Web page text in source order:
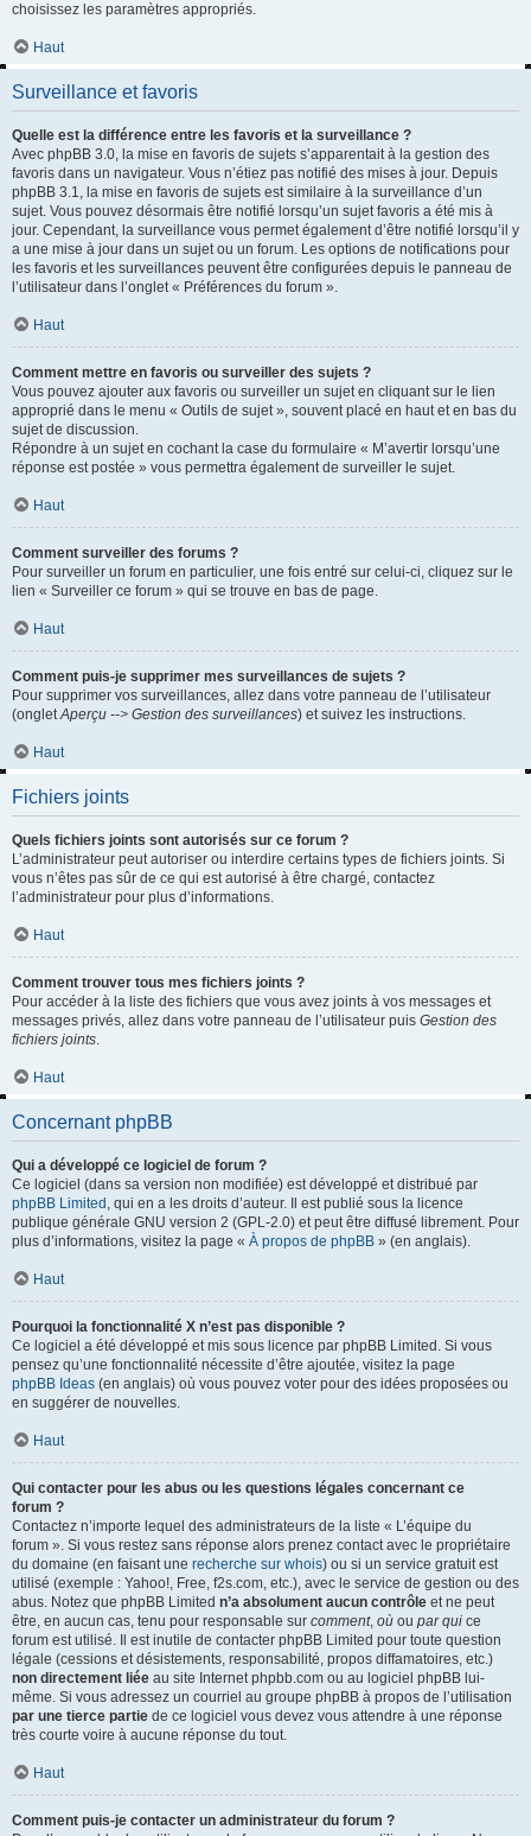
choisissez les paramètres appropriés.
Haut
Surveillance et favoris
Quelle est la différence entre les favoris et la surveillance ?
Avec phpBB 3.0, la mise en favoris de sujets s’apparentait à la gestion des
favoris dans un navigateur. Vous n’étiez pas notifié des mises à jour. Depuis
phpBB 3.1, la mise en favoris de sujets est similaire à la surveillance d’un
sujet. Vous pouvez désormais être notifié lorsqu’un sujet favoris a été mis à
jour. Cependant, la surveillance vous permet également d’être notifié lorsqu’il y
a une mise à jour dans un sujet ou un forum. Les options de notifications pour
les favoris et les surveillances peuvent être configurées depuis le panneau de
l’utilisateur dans l’onglet « Préférences du forum ».
Haut
Comment mettre en favoris ou surveiller des sujets ?
Vous pouvez ajouter aux favoris ou surveiller un sujet en cliquant sur le lien
approprié dans le menu « Outils de sujet », souvent placé en haut et en bas du
sujet de discussion.
Répondre à un sujet en cochant la case du formulaire « M’avertir lorsqu’une
réponse est postée » vous permettra également de surveiller le sujet.
Haut
Comment surveiller des forums ?
Pour surveiller un forum en particulier, une fois entré sur celui-ci, cliquez sur le
lien « Surveiller ce forum » qui se trouve en bas de page.
Haut
Comment puis-je supprimer mes surveillances de sujets ?
Pour supprimer vos surveillances, allez dans votre panneau de l’utilisateur
(ongletAperçu --> Gestion des surveillances) et suivez les instructions.
Haut
Fichiers joints
Quels fichiers joints sont autorisés sur ce forum ?
L’administrateur peut autoriser ou interdire certains types de fichiers joints. Si
vous n’êtes pas sûr de ce qui est autorisé à être chargé, contactez
l’administrateur pour plus d’informations.
Haut
Comment trouver tous mes fichiers joints ?
Pour accéder à la liste des fichiers que vous avez joints à vos messages et
messages privés, allez dans votre panneau de l’utilisateur puis Gestion des
fichiers joints.
Haut
Concernant phpBB
Qui a développé ce logiciel de forum ?
Ce logiciel (dans sa version non modifiée) est développé et distribué par
phpBB Limited , qui en a les droits d’auteur. Il est publié sous la licence
publique générale GNU version 2 (GPL-2.0) et peut être diffusé librement. Pour
plus d’informations, visitez la page « À propos de phpBB » (en anglais).
Haut
Pourquoi la fonctionnalité X n’est pas disponible ?
Ce logiciel a été développé et mis sous licence par phpBB Limited. Si vous
pensez qu’une fonctionnalité nécessite d’être ajoutée, visitez la page
phpBB Ideas (en anglais) où vous pouvez voter pour des idées proposées ou
en suggérer de nouvelles.
Haut
Qui contacter pour les abus ou les questions légales concernant ce
forum ?
Contactez n’importe lequel des administrateurs de la liste « L’équipe du
forum ». Si vous restez sans réponse alors prenez contact avec le propriétaire
du domaine (en faisant une recherche sur whois) ou si un service gratuit est
utilisé (exemple : Yahoo!, Free, f2s.com, etc.), avec le service de gestion ou des
abus. Notez que phpBB Limited n’a absolument aucun contrôle et ne peut
être, en aucun cas, tenu pour responsable sur comment, où ou par qui ce
forum est utilisé. Il est inutile de contacter phpBB Limited pour toute question
légale (cessions et désistements, responsabilité, propos diffamatoires, etc.)
non directement liée au site Internet phpbb.com ou au logiciel phpBB lui-
même. Si vous adressez un courriel au groupe phpBB à propos de l’utilisation
par une tierce partie de ce logiciel vous devez vous attendre à une réponse
très courte voire à aucune réponse du tout.
Haut
Comment puis-je contacter un administrateur du forum ?